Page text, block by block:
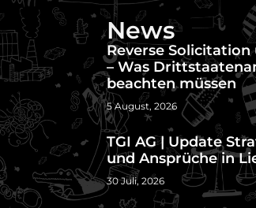
News
Reverse Solicitation
– Was
beachten müssen
5 August, 2026
TGI AG | Update
und Ansprüche in
30 Juli, 2026